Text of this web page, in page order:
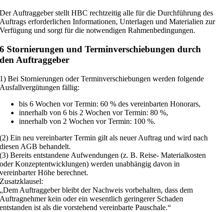
Der Auftraggeber stellt HBC rechtzeitig alle für die Durchführung des
Auftrags erforderlichen Informationen, Unterlagen und Materialien zur
Verfügung und sorgt für die notwendigen Rahmenbedingungen.
6 Stornierungen und Terminverschiebungen durch
den Auftraggeber
1) Bei Stornierungen oder Terminverschiebungen werden folgende
Ausfallvergütungen fällig:
bis 6 Wochen vor Termin: 60 % des vereinbarten Honorars,
innerhalb von 6 bis 2 Wochen vor Termin: 80 %,
innerhalb von 2 Wochen vor Termin: 100 %.
(2) Ein neu vereinbarter Termin gilt als neuer Auftrag und wird nach
diesen AGB behandelt.
(3) Bereits entstandene Aufwendungen (z. B. Reise- Materialkosten
oder Konzeptentwicklungen) werden unabhängig davon in
vereinbarter Höhe berechnet.
Zusatzklausel:
„Dem Auftraggeber bleibt der Nachweis vorbehalten, dass dem
Auftragnehmer kein oder ein wesentlich geringerer Schaden
entstanden ist als die vorstehend vereinbarte Pauschale.“